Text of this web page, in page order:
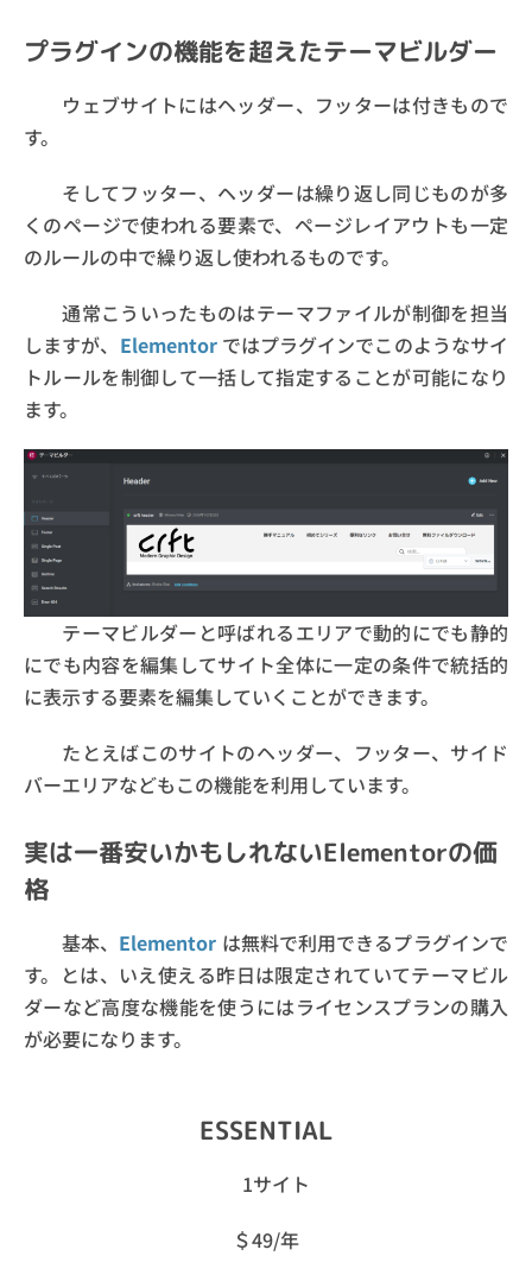
プラグインの機能を超えたテーマビルダー
ウェブサイトにはヘッダー、フッターは付きもので
す。
そしてフッター、ヘッダーは繰り返し同じものが多
くのページで使われる要素で、ページレイアウトも一定
のルールの中で繰り返し使われるものです。
通常こういったものはテーマファイルが制御を担当
しますが、 Elementorではプラグインでこのようなサイ
トルールを制御して一括して指定することが可能になり
ます。
テーマビルダーと呼ばれるエリアで動的にでも静的
にでも内容を編集してサイト全体に一定の条件で統括的
に表示する要素を編集していくことができます。
たとえばこのサイトのヘッダー、フッター、サイド
バーエリアなどもこの機能を利用しています。
実は一番安いかもしれないElementorの価
格
基本、 Elementor は無料で利用できるプラグインで
す。とは、いえ使える昨日は限定されていてテーマビル
ダーなど高度な機能を使うにはライセンスプランの購入
が必要になります。
ESSENTIAL
1サイト
＄49/年